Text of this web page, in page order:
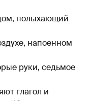
полыхающий
напоенном
руки, седьмое
глагол и